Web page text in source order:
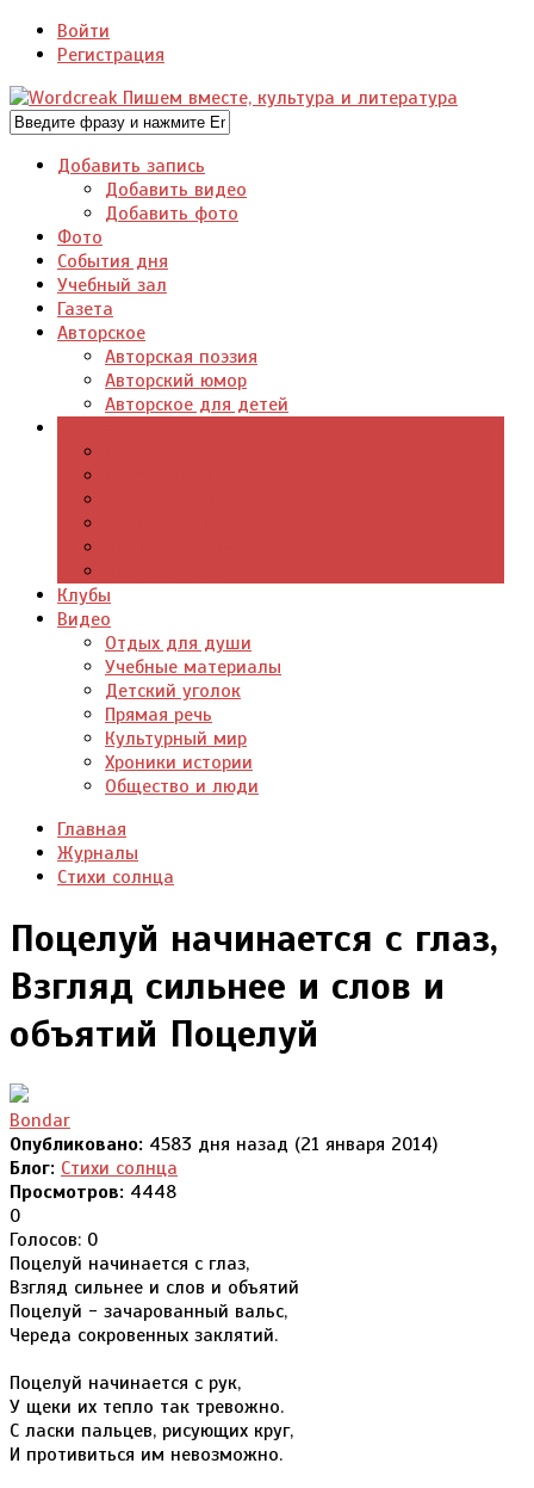
Войти
Регистрация
Добавить запись
Добавить видео
Добавить фото
Фото
События дня
Учебный зал
Газета
Авторское
Авторская поэзия
Авторский юмор
Авторское для детей
Клубы
Видео
Отдых для души
Учебные материалы
Детский уголок
Прямая речь
Культурный мир
Хроники истории
Общество и люди
Главная
Журналы
Стихи солнца
Поцелуй начинается с глаз,
Взгляд сильнее и слов и
объятий Поцелуй
Bondar
Опубликовано: 4583 дня назад (21 января 2014)
Блог: Стихи солнца
Просмотров: 4448
0
Голосов: 0
Поцелуй начинается с глаз,
Взгляд сильнее и слов и объятий
Поцелуй - зачарованный вальс,
Череда сокровенных заклятий.
Поцелуй начинается с рук,
У щеки их тепло так тревожно.
С ласки пальцев, рисующих круг,
И противиться им невозможно.